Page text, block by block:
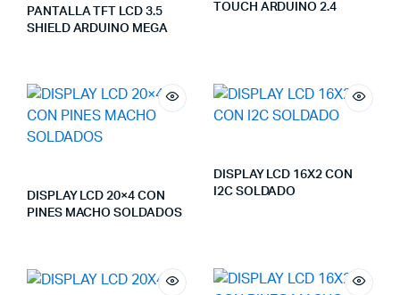
PANTALLA TFT LCD 3.5
SHIELD ARDUINO MEGA
TOUCH ARDUINO 2.4
DISPLAY LCD 20×4 CON
PINES MACHO SOLDADOS
DISPLAY LCD 16X2 CON
I2C SOLDADO